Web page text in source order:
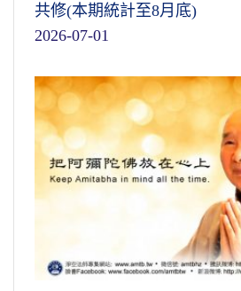
共修(本期統計至8月底)
2026-07-01